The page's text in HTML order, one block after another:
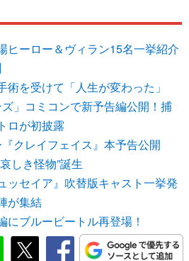
ヒーロー＆ヴィラン15名一挙紹介
術を受けて「人生が変わった」
」コミコンで新予告編公開！捕
ロが初披露
クレイフェイス』本予告公開
しき怪物”誕生
ッセイア』吹替版キャスト一挙発
が集結
にブルービートル再登場！